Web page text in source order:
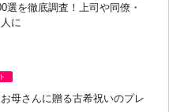
選を徹底調査！上司や同僚・
に
母さんに贈る古希祝いのプレ